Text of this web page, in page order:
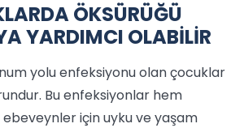
ÖKSÜRÜĞÜ
YARDIMCI OLABİLİR
yolu enfeksiyonu olan çocuklar
Bu enfeksiyonlar hem
için uyku ve yaşam